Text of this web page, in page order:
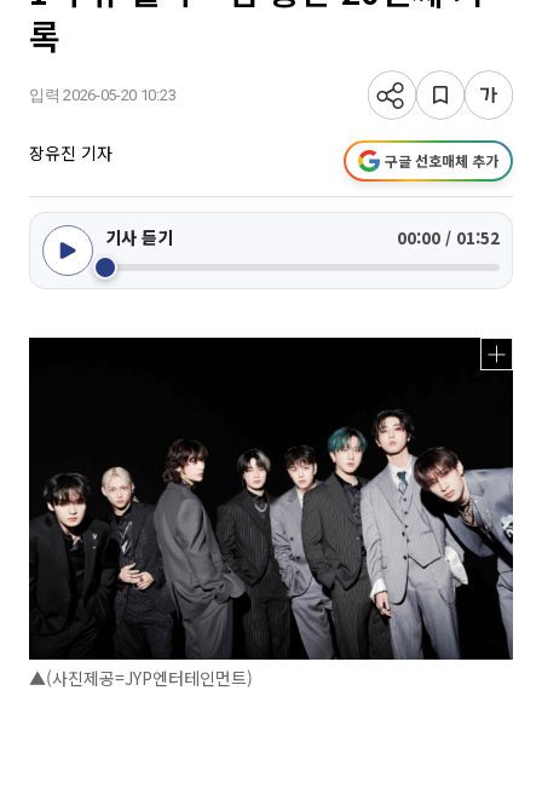
록
입력 2026-05-20 10:23
장유진 기자 구글 선호매체 추가
기사 듣기 00:00 / 01:52
▲(사진제공=JYP엔터테인먼트)